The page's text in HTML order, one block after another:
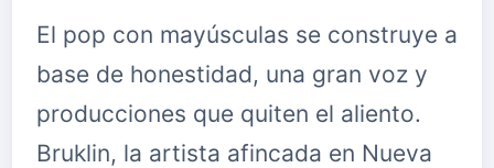
El pop con mayúsculas se construye a
base de honestidad, una gran voz y
producciones que quiten el aliento.
Bruklin, la artista afincada en Nueva